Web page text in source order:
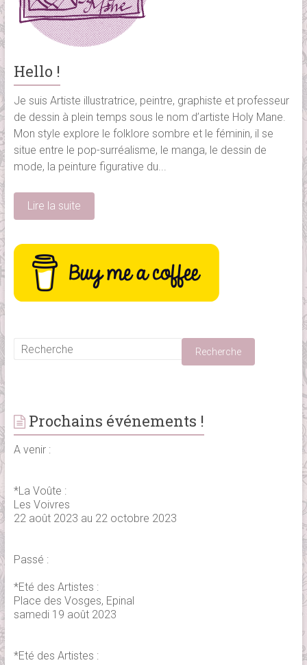
Hello !
Je suis Artiste illustratrice, peintre, graphiste et professeur
de dessin à plein temps sous le nom d’artiste Holy Mane.
Mon style explore le folklore sombre et le féminin, il se
situe entre le pop-surréalisme, le manga, le dessin de
mode, la peinture figurative du...
Lire la suite
Prochains événements !
A venir :
*La Voûte :
Les Voivres
22 août 2023 au 22 octobre 2023
Passé :
*Eté des Artistes :
Place des Vosges, Epinal
samedi 19 août 2023
*Eté des Artistes :